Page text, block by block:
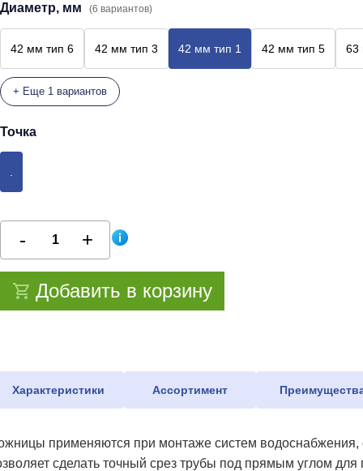
Диаметр, мм (6 вариантов)
42 мм тип 6 42 мм тип 3 42 мм тип 1 42 мм тип 5 63
+ Еще 1 вариантов
Точка
Добавить в корзину
Характеристики Ассортимент
применяются при монтаже систем водоснабжения,
сделать точный срез трубы под прямым углом